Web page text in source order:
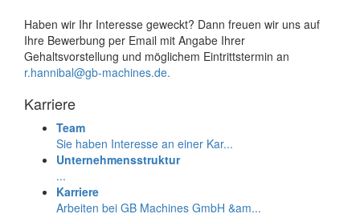
Haben wir Ihr Interesse geweckt? Dann freuen wir uns auf
Ihre Bewerbung per Email mit Angabe Ihrer
Gehaltsvorstellung und möglichem Eintrittstermin an
r.hannibal@gb-machines.de.
Karriere
Team
Sie haben Interesse an einer Kar...
Unternehmensstruktur
...
Karriere
Arbeiten bei GB Machines GmbH &am...